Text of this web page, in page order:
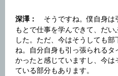
深澤：
そうですね。僕自身は
もとで仕事を学んできて、だ
した。ただ、今はそうしても
ね。自分自身も引っ張られる
かったと感じていますし、今
ている部分もあります。